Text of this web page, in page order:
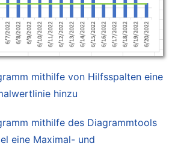
mithilfe von Hilfsspalten eine
hinzu
mithilfe des Diagrammtools
eine Maximal- und